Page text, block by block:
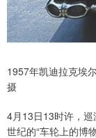
1957年凯迪拉克埃
摄
4月13日13时许，
世纪的“车轮上的博